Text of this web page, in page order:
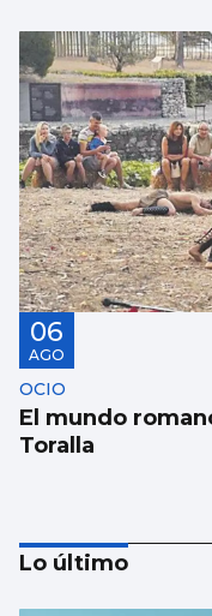
06
AGO
OCIO
El mundo
Toralla
Lo último